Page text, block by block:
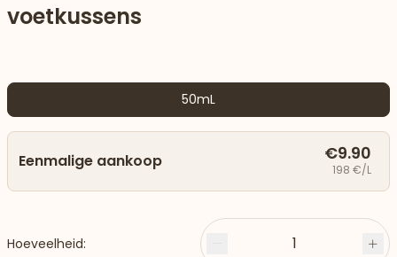
beneden
voetkussens
50mL
Eenmalige aankoop €9.90
198 €/L
Hoeveelheid: Minder 1